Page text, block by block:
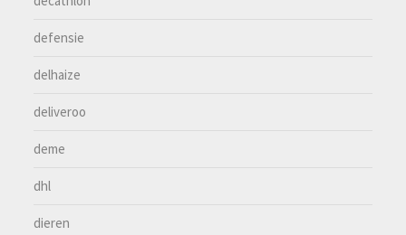
defensie
delhaize
deliveroo
deme
dhl
dieren